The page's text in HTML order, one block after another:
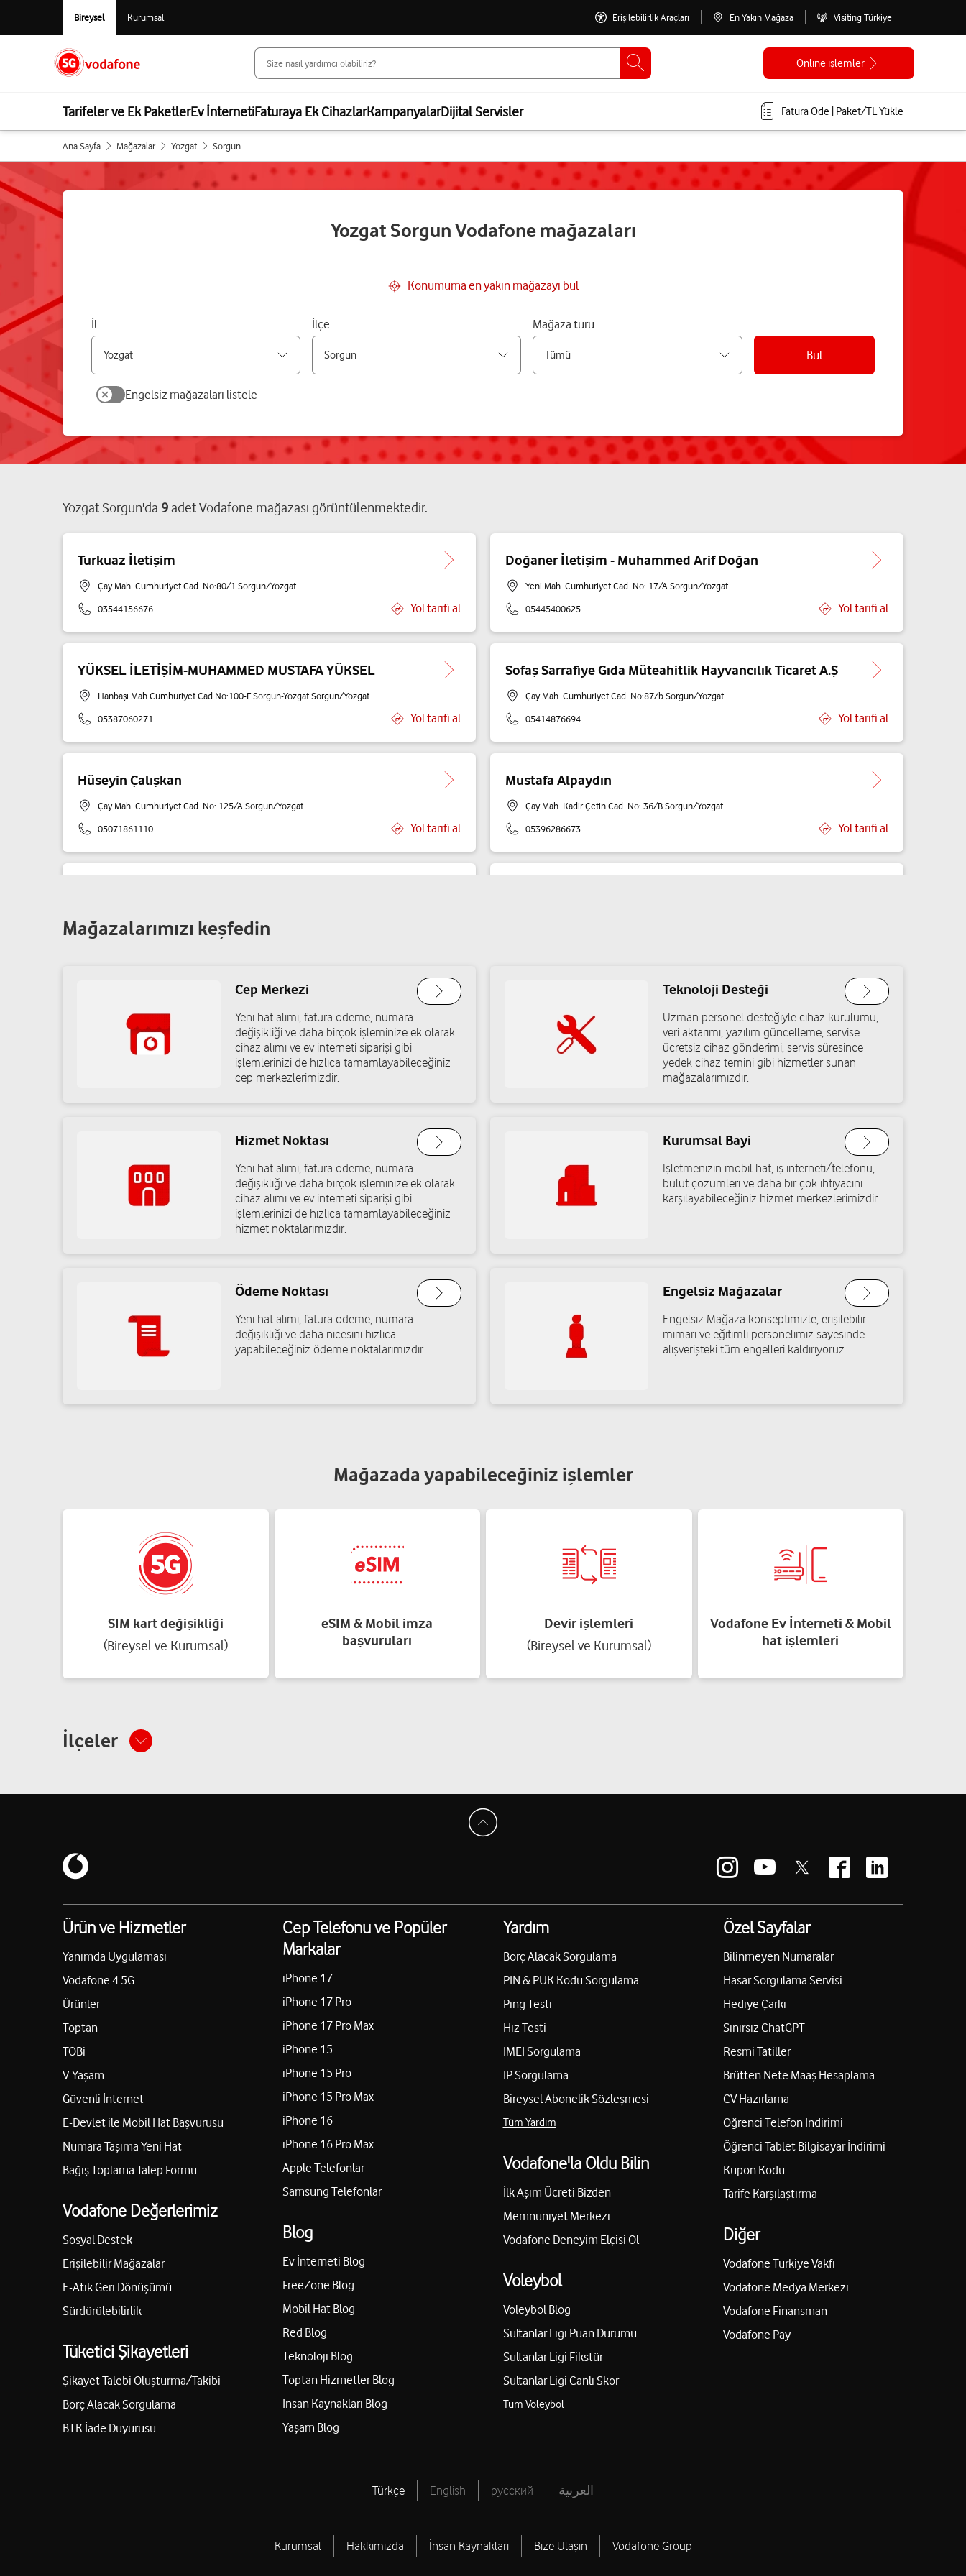
Bireysel Kurumsal Erişilebilirlik Araçları En Yakın Mağaza Visiting Türkiye
Online işlemler
Tarifeler ve Ek PaketlerEv İnternetiFaturaya Ek CihazlarKampanyalarDijital Servisler Fatura Öde | Paket/TL Yükle
Ana Sayfa Mağazalar Yozgat Sorgun
Yozgat Sorgun Vodafone mağazaları
Konumuma en yakın mağazayı bul
İl İlçe Mağaza türü
Bul
Engelsiz mağazaları listele
Yozgat Sorgun'da 9adetVodafone mağazası görüntülenmektedir.
Turkuaz İletişim
Çay Mah. Cumhuriyet Cad. No:80/1 Sorgun/Yozgat
03544156676
Yol tarifi al
Doğaner İletişim - Muhammed Arif Doğan
Yeni Mah. Cumhuriyet Cad. No: 17/A Sorgun/Yozgat
05445400625
Yol tarifi al
YÜKSEL İLETİŞİM-MUHAMMED MUSTAFA YÜKSEL
Hanbaşı Mah.Cumhuriyet Cad.No:100-F Sorgun-Yozgat Sorgun/Yozgat
05387060271
Yol tarifi al
Sofaş Sarrafiye Gıda Müteahitlik Hayvancılık Ticaret A.Ş
Çay Mah. Cumhuriyet Cad. No:87/b Sorgun/Yozgat
05414876694
Yol tarifi al
Hüseyin Çalışkan
Çay Mah. Cumhuriyet Cad. No: 125/A Sorgun/Yozgat
05071861110
Yol tarifi al
Mustafa Alpaydın
Çay Mah. Kadir Çetin Cad. No: 36/B Sorgun/Yozgat
05396286673
Yol tarifi al
05425026682
Vizyon İletişim-Zeyid Halis Köse
Bahçeli Evler Mah.Cumhuriyet Cad.No70/A Sorgun/Yozgat
05419144566
Yol tarifi al
Mağazalarımızı keşfedin
Cep Merkezi
Yeni hat alımı, fatura ödeme, numara
değişikliği ve daha birçok işleminize ek olarak
cihaz alımı ve ev interneti siparişi gibi
işlemlerinizi de hızlıca tamamlayabileceğiniz
cep merkezlerimizdir.
Teknoloji Desteği
Uzman personel desteğiyle cihaz kurulumu,
veri aktarımı, yazılım güncelleme, servise
ücretsiz cihaz gönderimi, servis süresince
yedek cihaz temini gibi hizmetler sunan
mağazalarımızdır.
Hizmet Noktası
Yeni hat alımı, fatura ödeme, numara
değişikliği ve daha birçok işleminize ek olarak
cihaz alımı ve ev interneti siparişi gibi
işlemlerinizi de hızlıca tamamlayabileceğiniz
hizmet noktalarımızdır.
Kurumsal Bayi
İşletmenizin mobil hat, iş interneti/telefonu,
bulut çözümleri ve daha bir çok ihtiyacını
karşılayabileceğiniz hizmet merkezlerimizdir.
Ödeme Noktası
Yeni hat alımı, fatura ödeme, numara
değişikliği ve daha nicesini hızlıca
yapabileceğiniz ödeme noktalarımızdır.
Engelsiz Mağazalar
Engelsiz Mağaza konseptimizle, erişilebilir
mimari ve eğitimli personelimiz sayesinde
alışverişteki tüm engelleri kaldırıyoruz.
Mağazada yapabileceğiniz işlemler
SIM kart değişikliği
(Bireysel ve Kurumsal)
eSIM & Mobil imza
başvuruları
Devir işlemleri
(Bireysel ve Kurumsal)
Vodafone Ev İnterneti & Mobil
hat işlemleri
İlçeler
Ürün ve Hizmetler
Yanımda Uygulaması
Vodafone 4.5G
Ürünler
Toptan
TOBi
V-Yaşam
Güvenli İnternet
E-Devlet ile Mobil Hat Başvurusu
Numara Taşıma Yeni Hat
Bağış Toplama Talep Formu
Vodafone Değerlerimiz
Sosyal Destek
Erişilebilir Mağazalar
E-Atık Geri Dönüşümü
Sürdürülebilirlik
Tüketici Şikayetleri
Şikayet Talebi Oluşturma/Takibi
Borç Alacak Sorgulama
BTK İade Duyurusu
Cep Telefonu ve Popüler
Markalar
iPhone 17
iPhone 17 Pro
iPhone 17 Pro Max
iPhone 15
iPhone 15 Pro
iPhone 15 Pro Max
iPhone 16
iPhone 16 Pro Max
Apple Telefonlar
Samsung Telefonlar
Blog
Ev İnterneti Blog
FreeZone Blog
Mobil Hat Blog
Red Blog
Teknoloji Blog
Toptan Hizmetler Blog
İnsan Kaynakları Blog
Yaşam Blog
Yardım
Borç Alacak Sorgulama
PIN & PUK Kodu Sorgulama
Ping Testi
Hız Testi
IMEI Sorgulama
IP Sorgulama
Bireysel Abonelik Sözleşmesi
Tüm Yardım
Vodafone'la Oldu Bilin
İlk Aşım Ücreti Bizden
Memnuniyet Merkezi
Vodafone Deneyim Elçisi Ol
Voleybol
Voleybol Blog
Sultanlar Ligi Puan Durumu
Sultanlar Ligi Fikstür
Sultanlar Ligi Canlı Skor
Tüm Voleybol
Özel Sayfalar
Bilinmeyen Numaralar
Hasar Sorgulama Servisi
Hediye Çarkı
Sınırsız ChatGPT
Resmi Tatiller
Brütten Nete Maaş Hesaplama
CV Hazırlama
Öğrenci Telefon İndirimi
Öğrenci Tablet Bilgisayar İndirimi
Kupon Kodu
Tarife Karşılaştırma
Diğer
Vodafone Türkiye Vakfı
Vodafone Medya Merkezi
Vodafone Finansman
Vodafone Pay
Türkçe English русский العربية
Kurumsal Hakkımızda İnsan Kaynakları Bize Ulaşın Vodafone Group